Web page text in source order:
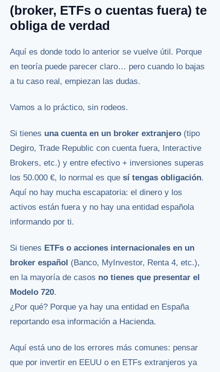
(broker, ETFs o cuentas fuera) te
obliga de verdad
Aquí es donde todo lo anterior se vuelve útil. Porque
en teoría puede parecer claro… pero cuando lo bajas
a tu caso real, empiezan las dudas.
Vamos a lo práctico, sin rodeos.
Si tienes una cuenta en un broker extranjero (tipo
Degiro, Trade Republic con cuenta fuera, Interactive
Brokers, etc.) y entre efectivo + inversiones superas
los 50.000 €, lo normal es que sí tengas obligación.
Aquí no hay mucha escapatoria: el dinero y los
activos están fuera y no hay una entidad española
informando por ti.
Si tienes ETFs o acciones internacionales en un
broker español (Banco, MyInvestor, Renta 4, etc.),
en la mayoría de casos no tienes que presentar el
Modelo 720.
¿Por qué? Porque ya hay una entidad en España
reportando esa información a Hacienda.
Aquí está uno de los errores más comunes: pensar
que por invertir en EEUU o en ETFs extranjeros ya